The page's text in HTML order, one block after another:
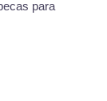
para